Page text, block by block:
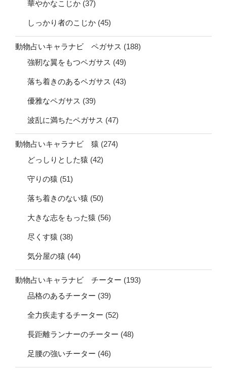
華やかなこじか (37)
しっかり者のこじか (45)
動物占いキャラナビ ペガサス (188)
強靭な翼をもつペガサス (49)
落ち着きのあるペガサス (43)
優雅なペガサス (39)
波乱に満ちたペガサス (47)
動物占いキャラナビ 猿 (274)
どっしりとした猿 (42)
守りの猿 (51)
落ち着きのない猿 (50)
大きな志をもった猿 (56)
尽くす猿 (38)
気分屋の猿 (44)
動物占いキャラナビ チーター (193)
品格のあるチーター (39)
全力疾走するチーター (52)
長距離ランナーのチーター (48)
足腰の強いチーター (46)